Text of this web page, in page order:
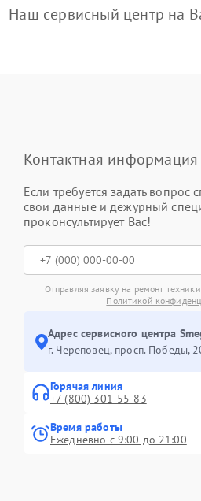
Наш сервисный центр на
Контактная информация
Если требуется задать вопрос
свои данные и дежурный
проконсультирует Вас!
Отправляя заявку на ремонт
Политикой
Адрес сервисного центра
г. Череповец, просп. Победы,
Горячая линия
+7 (800) 301-55-83
Время работы
Ежедневно с 9:00 до 21:00